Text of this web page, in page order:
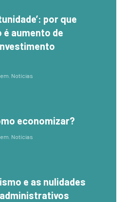
por que
aumento de
, Notícias
economizar?
, Notícias
e as nulidades